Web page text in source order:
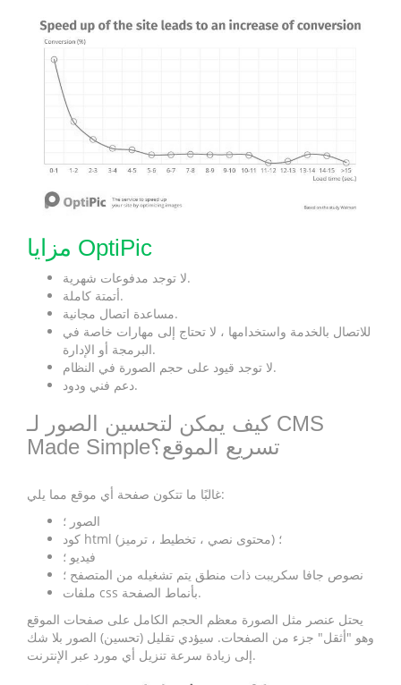
مزايا OptiPic
لا توجد مدفوعات شهرية.
أتمتة كاملة.
مساعدة اتصال مجانية.
للاتصال بالخدمة واستخدامها ، لا تحتاج إلى مهارات خاصة في
البرمجة أو الإدارة.
لا توجد قيود على حجم الصورة في النظام.
دعم فني ودود.
كيف يمكن لتحسين الصور لـ CMS
Made Simpleتسريع الموقع؟
غالبًا ما تتكون صفحة أي موقع مما يلي:
الصور ؛
كود html (محتوى نصي ، تخطيط ، ترميز) ؛
فيديو ؛
نصوص جافا سكريبت ذات منطق يتم تشغيله من المتصفح ؛
ملفات css بأنماط الصفحة.
يحتل عنصر مثل الصورة معظم الحجم الكامل على صفحات الموقع
وهو "أثقل" جزء من الصفحات. سيؤدي تقليل (تحسين) الصور بلا شك
إلى زيادة سرعة تنزيل أي مورد عبر الإنترنت.